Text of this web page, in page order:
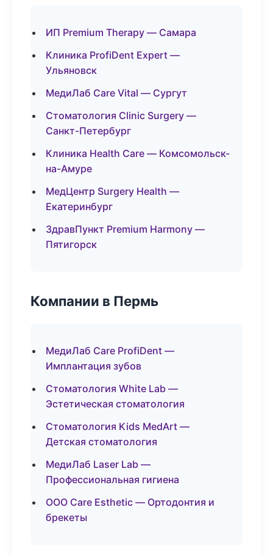
ИП Premium Therapy — Самара
Клиника ProfiDent Expert —
Ульяновск
МедиЛаб Care Vital — Сургут
Стоматология Clinic Surgery —
Санкт-Петербург
Клиника Health Care — Комсомольск-
на-Амуре
МедЦентр Surgery Health —
Екатеринбург
ЗдравПункт Premium Harmony —
Пятигорск
Компании в Пермь
МедиЛаб Care ProfiDent —
Имплантация зубов
Стоматология White Lab —
Эстетическая стоматология
Стоматология Kids MedArt —
Детская стоматология
МедиЛаб Laser Lab —
Профессиональная гигиена
ООО Care Esthetic — Ортодонтия и
брекеты